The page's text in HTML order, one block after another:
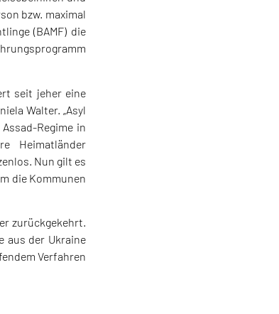
bzw. maximal
(BAMF) die
seit jeher eine
Walter. „Asyl
Regime in
Heimatländer
Nun gilt es
die Kommunen
zurückgekehrt.
aus der Ukraine
Verfahren